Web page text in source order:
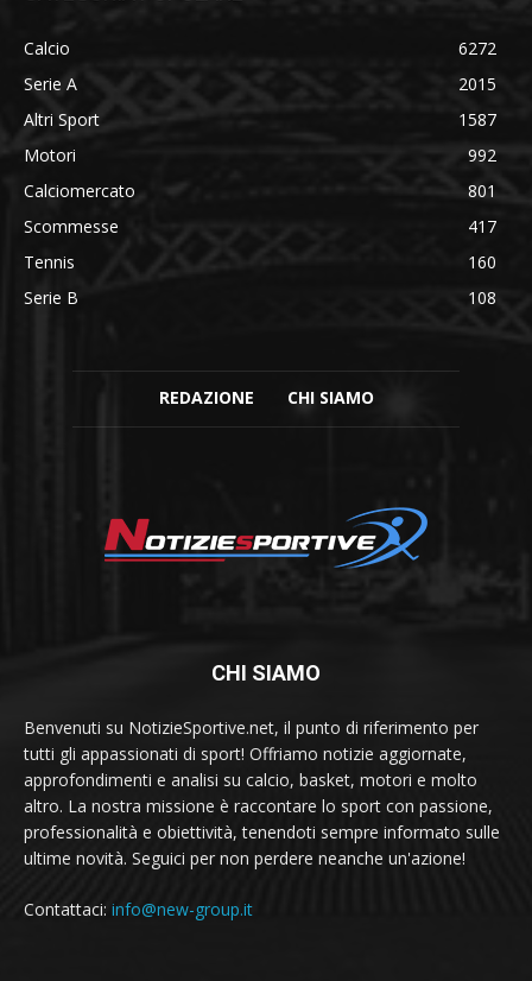
Calcio
6272
Serie A
2015
Altri Sport
1587
Motori
992
Calciomercato
801
Scommesse
417
Tennis
160
Serie B
108
REDAZIONE CHI SIAMO
CHI SIAMO
Benvenuti su NotizieSportive.net, il punto di riferimento per
tutti gli appassionati di sport! Offriamo notizie aggiornate,
approfondimenti e analisi su calcio, basket, motori e molto
altro. La nostra missione è raccontare lo sport con passione,
professionalità e obiettività, tenendoti sempre informato sulle
ultime novità. Seguici per non perdere neanche un'azione!
Contattaci: info@new-group.it